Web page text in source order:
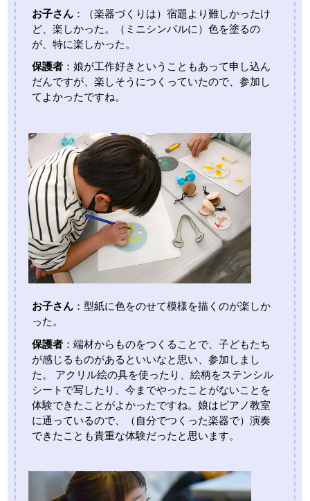
お子さん：（楽器づくりは）宿題より難しかったけ
ど、楽しかった。（ミニシンバルに）色を塗るの
が、特に楽しかった。
保護者：娘が工作好きということもあって申し込ん
だんですが、楽しそうにつくっていたので、参加し
てよかったですね。
お子さん：型紙に色をのせて模様を描くのが楽しか
った。
保護者：端材からものをつくることで、子どもたち
が感じるものがあるといいなと思い、参加しまし
た。 アクリル絵の具を使ったり、絵柄をステンシル
シートで写したり、今までやったことがないことを
体験できたことがよかったですね。娘はピアノ教室
に通っているので、（自分でつくった楽器で）演奏
できたことも貴重な体験だったと思います。